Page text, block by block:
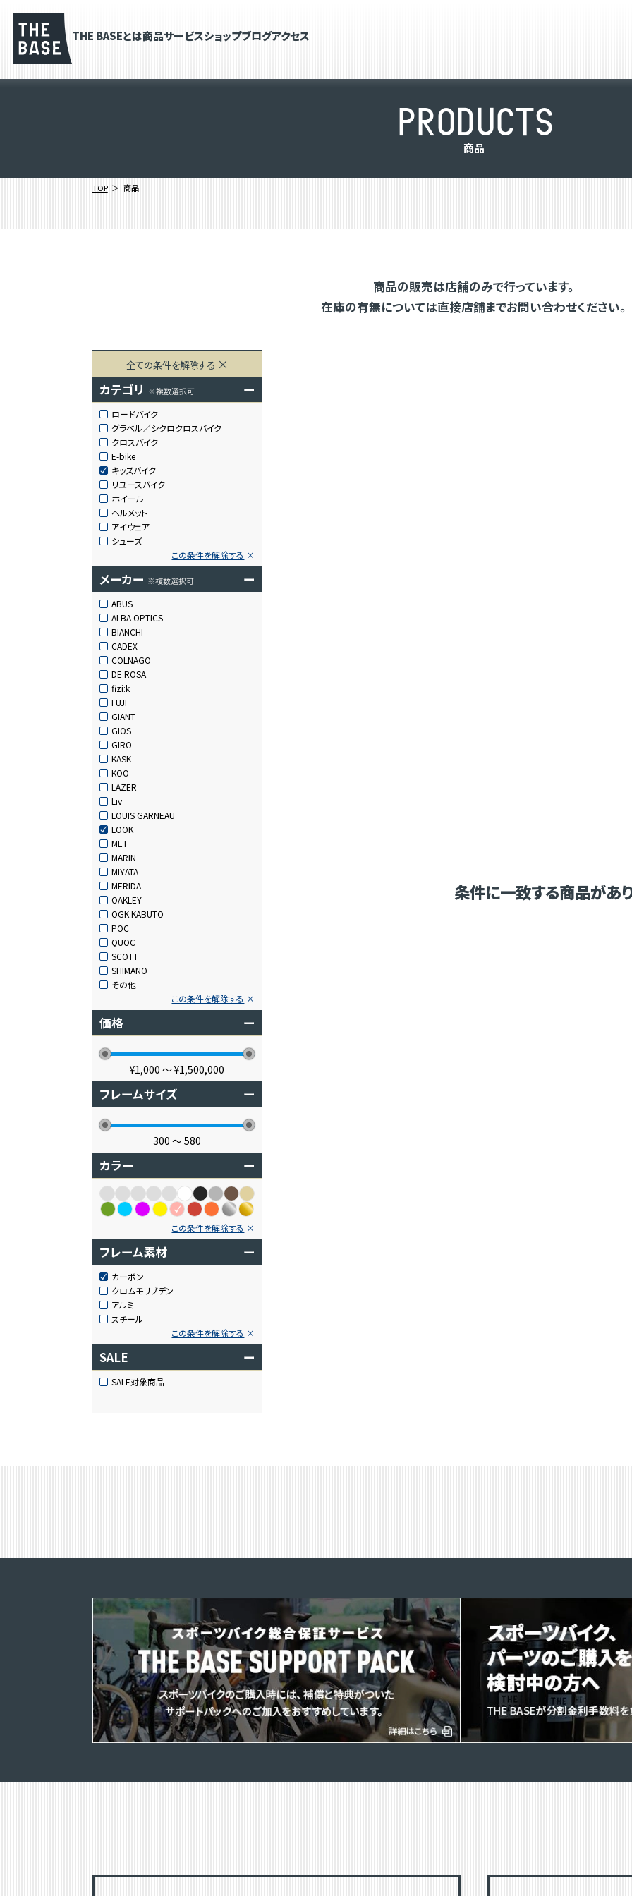
THE BASEとは商品サービスショップブログアクセス
PRODUCTS
商品
TOP 商品
商品の販売は店舗のみで行っています。
在庫の有無については直接店舗までお問い合わせください。
全ての条件を解除する
カテゴリ ※複数選択可 ー
ロードバイク
グラベル／シクロクロスバイク
クロスバイク
E-bike
キッズバイク
リユースバイク
ホイール
ヘルメット
アイウェア
シューズ
この条件を解除する
メーカー ※複数選択可 ー
ABUS
ALBA OPTICS
BIANCHI
CADEX
COLNAGO
DE ROSA
fizi:k
FUJI
GIANT
GIOS
GIRO
KASK
KOO
LAZER
Liv
LOUIS GARNEAU
LOOK
MET
MARIN
MIYATA
MERIDA
OAKLEY
OGK KABUTO
POC
QUOC
SCOTT
SHIMANO
その他
この条件を解除する
価格 ー
¥1,000 〜¥1,500,000
フレームサイズ ー
300 〜580
カラー ー
この条件を解除する
フレーム素材 ー
カーボン
クロムモリブデン
アルミ
スチール
この条件を解除する
SALE ー
SALE対象商品
条件に一致する商品があ